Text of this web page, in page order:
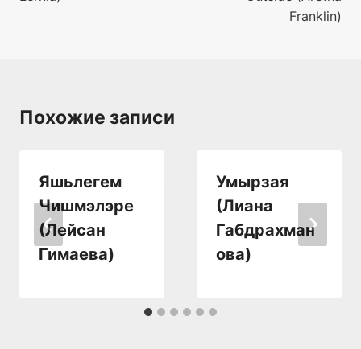
записям
Franklin)
Похожие записи
Яшьлегем
Чишмэлэре
(Лейсан
Гимаева)
Умырзая
(Лиана
Габдрахман
ова)